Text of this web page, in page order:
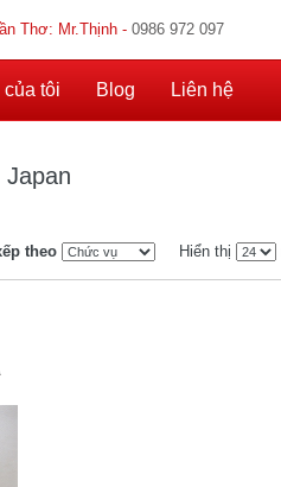
Thơ: Mr.Thịnh - 0986 972 097
tôi Blog Liên hệ
Japan
theo Hiển thị